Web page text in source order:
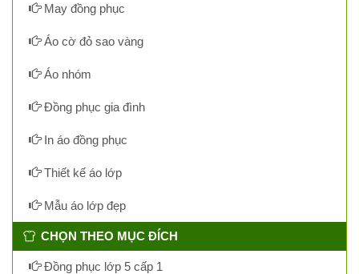
May đồng phục
Áo cờ đỏ sao vàng
Áo nhóm
Đồng phục gia đình
In áo đồng phục
Thiết kế áo lớp
Mẫu áo lớp đẹp
CHỌN THEO MỤC ĐÍCH
Đồng phục lớp 5 cấp 1